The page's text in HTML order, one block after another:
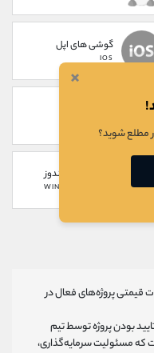
گوشی های اپل
IOS
گوشی های ویندوز
WINDOWS PHONE
قیمتی پروژه‌های فعال در
بودن پروژه توسط تیم
که مسئولیت سرمایه‌گذاری،
×
مطلع شوید؟